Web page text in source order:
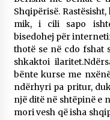
Shqipërisë.
mik, i cili sapo
bisedohej për
thotë se në cdo fshat
shkaktoi
bënte kurse me
ndërhyri pa pritur,
një ditë në shtëpinë e
mori vesh që isha